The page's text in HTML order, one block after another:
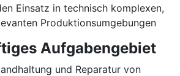
Einsatz in technisch komplexen,
Produktionsumgebungen
Aufgabengebiet
und Reparatur von